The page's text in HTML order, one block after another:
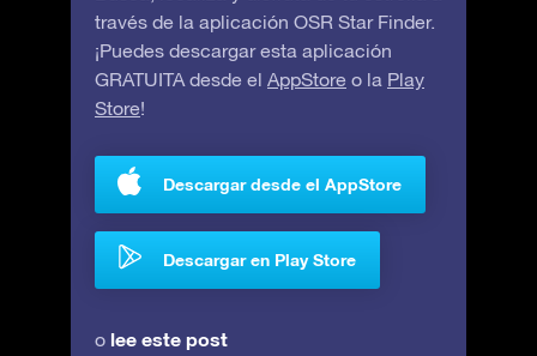
través de la aplicación OSR Star Finder.
¡Puedes descargar esta aplicación
GRATUITA desde el AppStore o la Play
Store!
Descargar desde el AppStore
Descargar en Play Store
o lee este post